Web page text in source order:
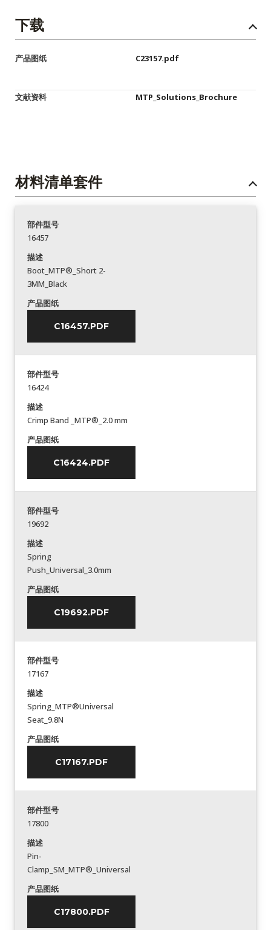
下载
产品图纸 C23157.pdf
文献资料 MTP_Solutions_Brochure
材料清单套件
部件型号
16457
描述
Boot_MTP®_Short 2-
3MM_Black
产品图纸
C16457.PDF
部件型号
16424
描述
Crimp Band _MTP®_2.0 mm
产品图纸
C16424.PDF
部件型号
19692
描述
Spring
Push_Universal_3.0mm
产品图纸
C19692.PDF
部件型号
17167
描述
Spring_MTP®Universal
Seat_9.8N
产品图纸
C17167.PDF
部件型号
17800
描述
Pin-
Clamp_SM_MTP®_Universal
产品图纸
C17800.PDF